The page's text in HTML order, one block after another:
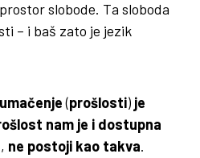
slobode. Ta sloboda
– i baš zato je jezik
(prošlosti) je
nam je i dostupna
, ne postoji kao takva.